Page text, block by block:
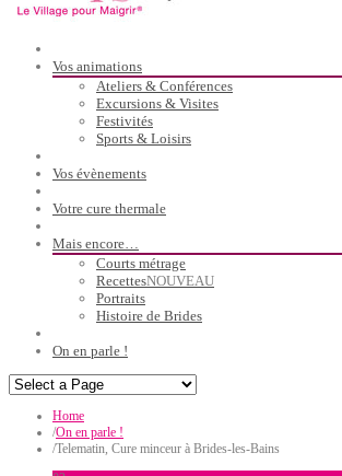
Vos animations
Ateliers & Conférences
Excursions & Visites
Festivités
Sports & Loisirs
Vos évènements
Votre cure thermale
Mais encore…
Courts métrage
RecettesNOUVEAU
Portraits
Histoire de Brides
On en parle !
Home
/On en parle !
/Telematin, Cure minceur à Brides-les-Bains